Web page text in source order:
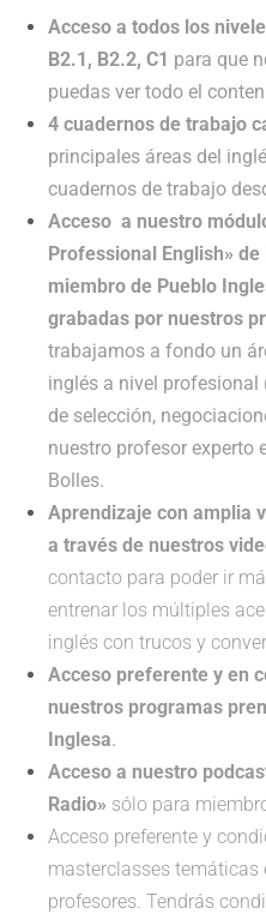
Acceso a todos los
B2.1, B2.2, C1 para que
puedas ver todo el
4 cuadernos de trabajo
principales áreas del
cuadernos de trabajo
Acceso a nuestro
Professional English»
miembro de Pueblo
grabadas por nuestros
trabajamos a fondo un
inglés a nivel profesional
de selección,
nuestro profesor experto
Bolles.
Aprendizaje con amplia
a través de nuestros
contacto para poder ir
entrenar los múltiples
inglés con trucos y
Acceso preferente y en
nuestros programas
Inglesa.
Acceso a nuestro
Radio» sólo para
Acceso preferente y
masterclasses temáticas
profesores. Tendrás